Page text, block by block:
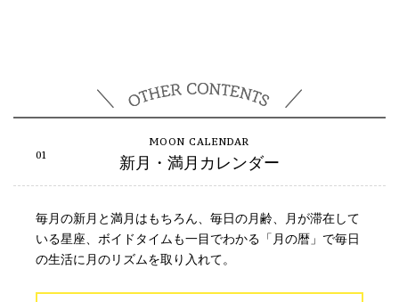
新月・満月カレンダー
毎月の新月と満月はもちろん、毎日の月齢、月が滞在して
いる星座、ボイドタイムも一目でわかる「月の暦」で毎日
の生活に月のリズムを取り入れて。